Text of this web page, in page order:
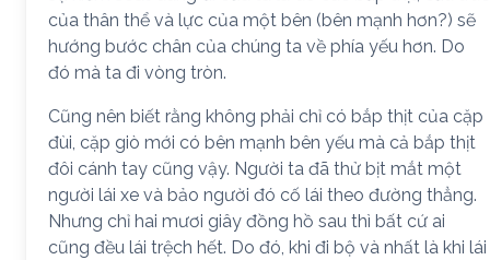
của thân thể và lực của một bên (bên mạnh hơn?) sẽ
hướng bước chân của chúng ta về phía yếu hơn. Do
đó mà ta đi vòng tròn.
Cũng nên biết rằng không phải chỉ có bắp thịt của cặp
đùi, cặp giò mới có bên mạnh bên yếu mà cả bắp thịt
đôi cánh tay cũng vậy. Người ta đã thử bịt mắt một
người lái xe và bảo người đó cố lái theo đường thẳng.
Nhưng chỉ hai mươi giây đồng hồ sau thì bất cứ ai
cũng đều lái trệch hết. Do đó, khi đi bộ và nhất là khi lái